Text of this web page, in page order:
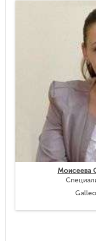
Моисеева